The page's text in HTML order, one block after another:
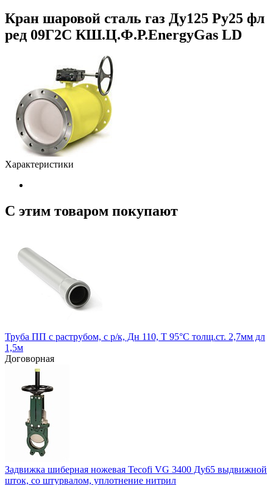
Кран шаровой сталь газ Ду125 Ру25 фл
ред 09Г2С КШ.Ц.Ф.Р.EnergyGas LD
Характеристики
С этим товаром покупают
Труба ПП с раструбом, с р/к, Дн 110, Т 95°С толщ.ст. 2,7мм дл
1,5м
Договорная
Задвижка шиберная ножевая Tecofi VG 3400 Ду65 выдвижной
шток, со штурвалом, уплотнение нитрил